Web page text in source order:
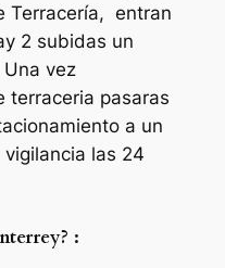
Terracería, entran
2 subidas un
vez
terraceria pasaras
a un
las 24
: